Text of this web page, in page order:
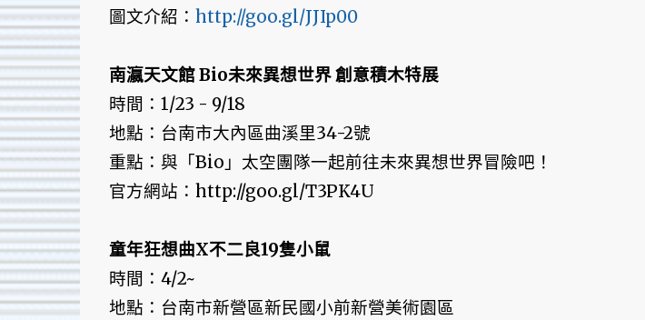
圖文介紹： http://goo.gl/JJIp00
南瀛天文館 Bio未來異想世界 創意積木特展
時間：1/23 - 9/18
地點：台南市大內區曲溪里34-2號
重點：與「Bio」太空團隊一起前往未來異想世界冒險吧！
官方網站：http://goo.gl/T3PK4U
童年狂想曲X不二良19隻小鼠
時間：4/2~
地點：台南市新營區新民國小前新營美術園區